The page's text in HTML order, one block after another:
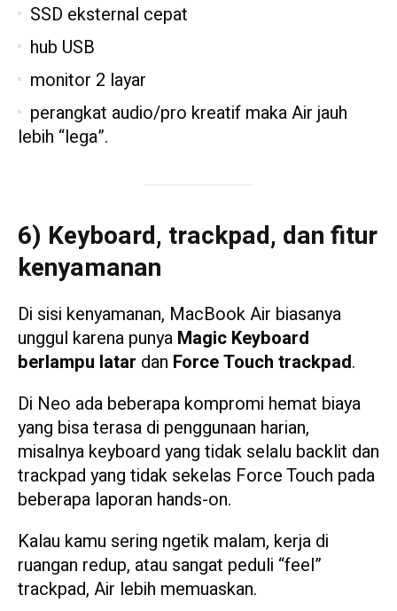
SSD eksternal cepat
hub USB
monitor 2 layar
perangkat audio/pro kreatif maka Air jauh
lebih “lega”.
6) Keyboard, trackpad, dan fitur
kenyamanan
Di sisi kenyamanan, MacBook Air biasanya
unggul karena punya Magic Keyboard
berlampu latar dan Force Touch trackpad.
Di Neo ada beberapa kompromi hemat biaya
yang bisa terasa di penggunaan harian,
misalnya keyboard yang tidak selalu backlit dan
trackpad yang tidak sekelas Force Touch pada
beberapa laporan hands-on.
Kalau kamu sering ngetik malam, kerja di
ruangan redup, atau sangat peduli “feel”
trackpad, Air lebih memuaskan.